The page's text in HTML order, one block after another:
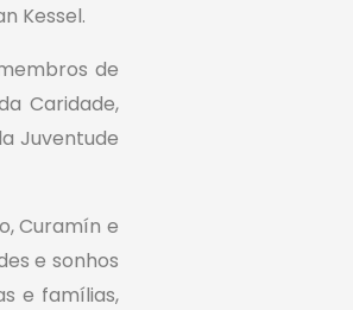
Kessel.
de
Caridade,
Juventude
Curamín e
e sonhos
e famílias,